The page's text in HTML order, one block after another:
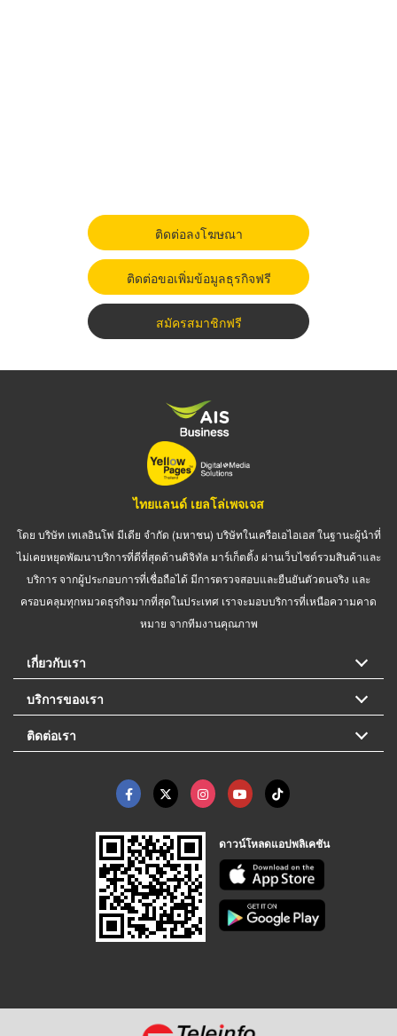
ติดต่อลงโฆษณา
ติดต่อขอเพิ่มข้อมูลธุรกิจฟรี
สมัครสมาชิกฟรี
ไทยแลนด์ เยลโล่เพจเจส
โดย บริษัท เทเลอินโฟ มีเดีย จำกัด (มหาชน) บริษัทในเครือเอไอเอส ในฐานะผู้นำที่
ไม่เคยหยุดพัฒนาบริการที่ดีที่สุดด้านดิจิทัล มาร์เก็ตติ้ง ผ่านเว็บไซต์รวมสินค้าและ
บริการ จากผู้ประกอบการที่เชื่อถือได้ มีการตรวจสอบและยืนยันตัวตนจริง และ
ครอบคลุมทุกหมวดธุรกิจมากที่สุดในประเทศ เราจะมอบบริการที่เหนือความคาด
หมาย จากทีมงานคุณภาพ
เกี่ยวกับเรา
บริการของเรา
ติดต่อเรา
ดาวน์โหลดแอปพลิเคชัน